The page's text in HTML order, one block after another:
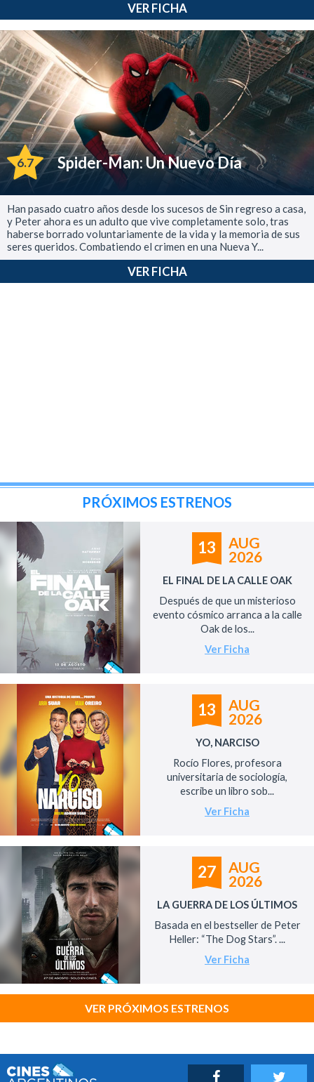
VER FICHA
6.7 Spider-Man: Un Nuevo Día
Han pasado cuatro años desde los sucesos de Sin regreso a casa,
y Peter ahora es un adulto que vive completamente solo, tras
haberse borrado voluntariamente de la vida y la memoria de sus
seres queridos. Combatiendo el crimen en una Nueva Y...
VER FICHA
PRÓXIMOS ESTRENOS
13
AUG
2026
EL FINAL DE LA CALLE OAK
Después de que un misterioso
evento cósmico arranca a la calle
Oak de los...
Ver Ficha
13
AUG
2026
YO, NARCISO
Rocío Flores, profesora
universitaria de sociología,
escribe un libro sob...
Ver Ficha
27
AUG
2026
LA GUERRA DE LOS ÚLTIMOS
Basada en el bestseller de Peter
Heller: “The Dog Stars”. ...
Ver Ficha
VER PRÓXIMOS ESTRENOS